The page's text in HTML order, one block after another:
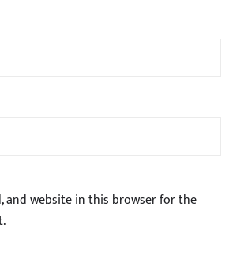
and website in this browser for the